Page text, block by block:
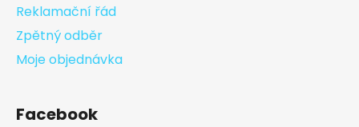
Reklamační řád
Zpětný odběr
Moje objednávka
Facebook